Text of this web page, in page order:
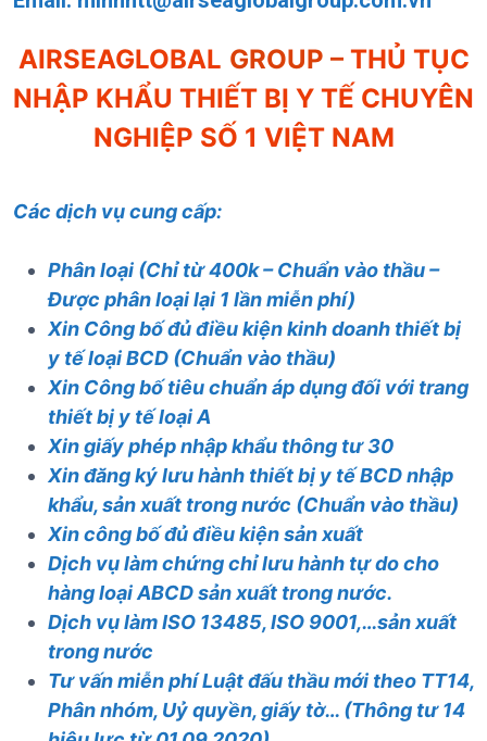
AIRSEAGLOBAL GROUP – THỦ TỤC
NHẬP KHẨU THIẾT BỊ Y TẾ CHUYÊN
NGHIỆP SỐ 1 VIỆT NAM
Các dịch vụ cung cấp:
Phân loại (Chỉ từ 400k – Chuẩn vào thầu –
Được phân loại lại 1 lần miễn phí)
Xin Công bố đủ điều kiện kinh doanh thiết bị
y tế loại BCD (Chuẩn vào thầu)
Xin Công bố tiêu chuẩn áp dụng đối với trang
thiết bị y tế loại A
Xin giấy phép nhập khẩu thông tư 30
Xin đăng ký lưu hành thiết bị y tế BCD nhập
khẩu, sản xuất trong nước (Chuẩn vào thầu)
Xin công bố đủ điều kiện sản xuất
Dịch vụ làm chứng chỉ lưu hành tự do cho
hàng loại ABCD sản xuất trong nước.
Dịch vụ làm ISO 13485, ISO 9001,…sản xuất
trong nước
Tư vấn miễn phí Luật đấu thầu mới theo TT14,
Phân nhóm, Uỷ quyền, giấy tờ… (Thông tư 14